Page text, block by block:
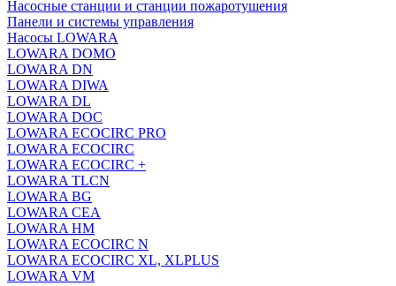
Насосные станции и станции пожаротушения
Панели и системы управления
Насосы LOWARA
LOWARA DOMO
LOWARA DN
LOWARA DIWA
LOWARA DL
LOWARA DOC
LOWARA ECOCIRC PRO
LOWARA ECOCIRC
LOWARA ECOCIRC +
LOWARA TLCN
LOWARA BG
LOWARA CEA
LOWARA HM
LOWARA ECOCIRC N
LOWARA ECOCIRC XL, XLPLUS
LOWARA VM